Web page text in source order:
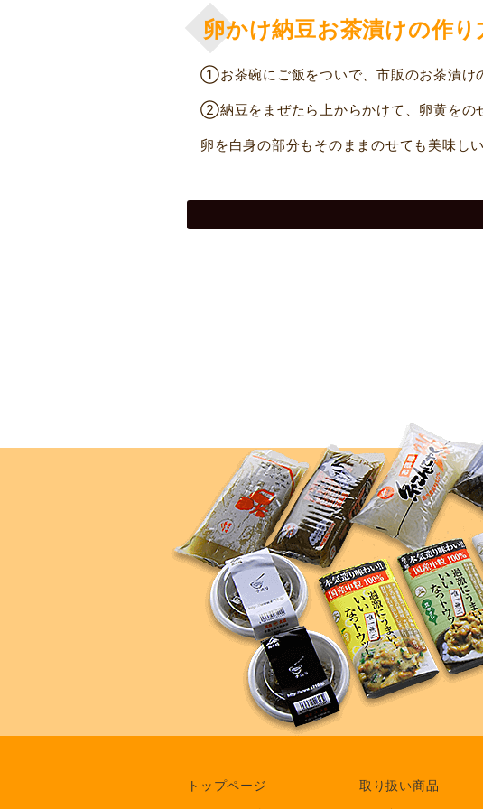
卵かけ納豆お茶漬けの作り
①お茶碗にご飯をついで、市販のお茶漬け
②納豆をまぜたら上からかけて、卵黄をの
卵を白身の部分もそのままのせても美味し
トップページ 取り扱い商品